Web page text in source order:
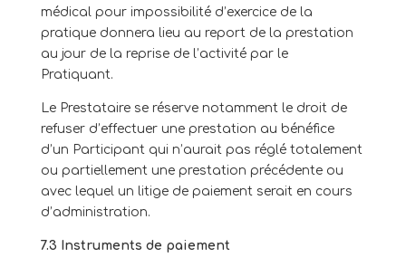
médical pour impossibilité d’exercice de la
pratique donnera lieu au report de la prestation
au jour de la reprise de l’activité par le
Pratiquant.
Le Prestataire se réserve notamment le droit de
refuser d’effectuer une prestation au bénéfice
d’un Participant qui n’aurait pas réglé totalement
ou partiellement une prestation précédente ou
avec lequel un litige de paiement serait en cours
d’administration.
7.3 Instruments de paiement